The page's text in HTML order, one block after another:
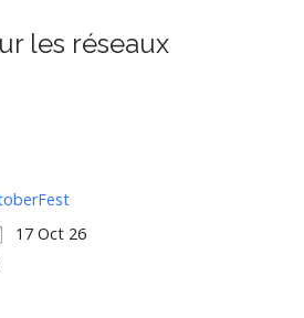
les réseaux
17 Oct 26